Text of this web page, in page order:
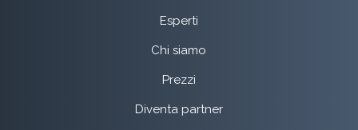
Esperti
Chi siamo
Prezzi
Diventa partner